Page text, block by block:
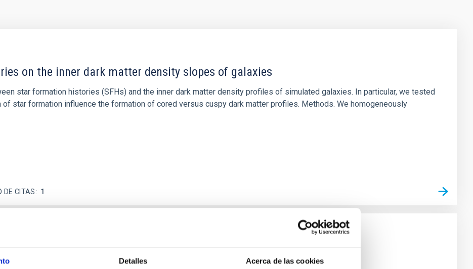
Detalles Acerca de las cookies
on the inner dark matter density slopes of galaxies
star formation histories (SFHs) and the inner dark matter density profiles of simulated galaxies. In particular, we tested
star formation influence the formation of cored versus cuspy dark matter profiles. Methods. We homogeneously
DE CITAS 1
of the Einstein Cross